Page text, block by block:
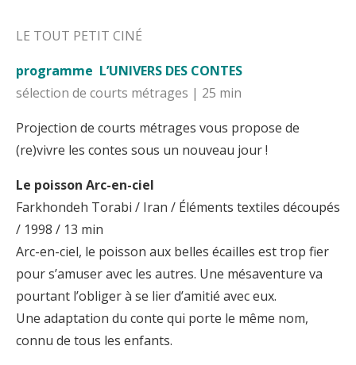
LE TOUT PETIT CINÉ
programme L’UNIVERS DES CONTES
sélection de courts métrages | 25 min
Projection de courts métrages vous propose de
(re)vivre les contes sous un nouveau jour !
Le poisson Arc-en-ciel
Farkhondeh Torabi / Iran / Éléments textiles découpés
/ 1998 / 13 min
Arc-en-ciel, le poisson aux belles écailles est trop fier
pour s’amuser avec les autres. Une mésaventure va
pourtant l’obliger à se lier d’amitié avec eux.
Une adaptation du conte qui porte le même nom,
connu de tous les enfants.